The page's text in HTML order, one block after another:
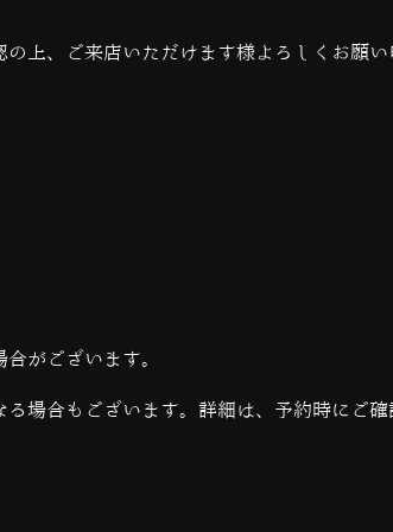
上、ご来店いただけます様よろしくお願い
がございます。
場合もございます。詳細は、予約時にご確